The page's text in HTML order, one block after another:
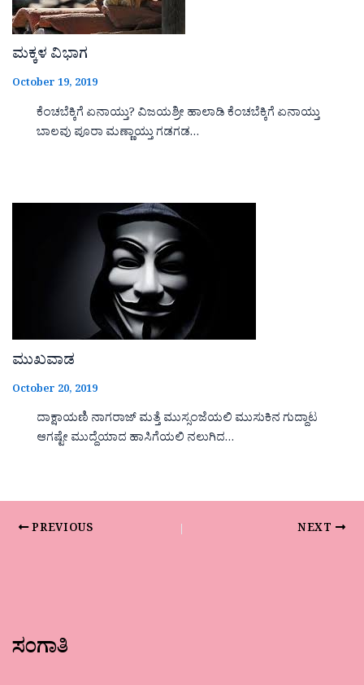
ಮಕ್ಕಳ ವಿಭಾಗ
October 19, 2019
ಕೆಂಚಬೆಕ್ಕಿಗೆ ಏನಾಯ್ತು? ವಿಜಯಶ್ರೀ ಹಾಲಾಡಿ ಕೆಂಚಬೆಕ್ಕಿಗೆ ಏನಾಯ್ತು
ಬಾಲವು ಪೂರಾ ಮಣ್ಣಾಯ್ತು ಗಡಗಡ…
ಮುಖವಾಡ
October 20, 2019
ದಾಕ್ಷಾಯಣಿ ನಾಗರಾಜ್ ಮತ್ತೆ ಮುಸ್ಸಂಜೆಯಲಿ ಮುಸುಕಿನ ಗುದ್ದಾಟ
ಆಗಷ್ಟೇ ಮುದ್ದೆಯಾದ ಹಾಸಿಗೆಯಲಿ ನಲುಗಿದ…
PREVIOUS NEXT
ಸಂಗಾತಿ